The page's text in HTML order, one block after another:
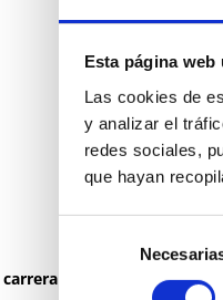
Esta página web
Las cookies de
y analizar el
redes sociales,
que hayan
consentimiento
400 versión base